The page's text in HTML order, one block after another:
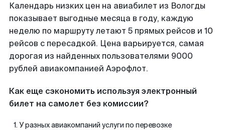
Календарь низких цен на авиабилет из Вологды
показывает выгодные месяца в году, каждую
неделю по маршруту летают 5 прямых рейсов и 10
рейсов с пересадкой. Цена варьируется, самая
дорогая из найденных пользователями 9000
рублей авиакомпанией Аэрофлот.
Как еще сэкономить используя электронный
билет на самолет без комиссии?
У разных авиакомпаний услуги по перевозке